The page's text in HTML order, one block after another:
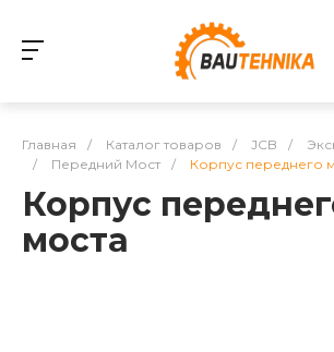
Главная / Каталог товаров / JCB /
/
Передний Мост / Корпус переднего
Корпус
моста